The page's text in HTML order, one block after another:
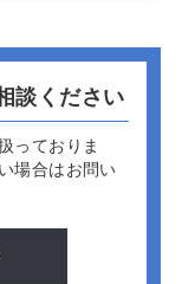
談ください
っておりま
場合はお問い